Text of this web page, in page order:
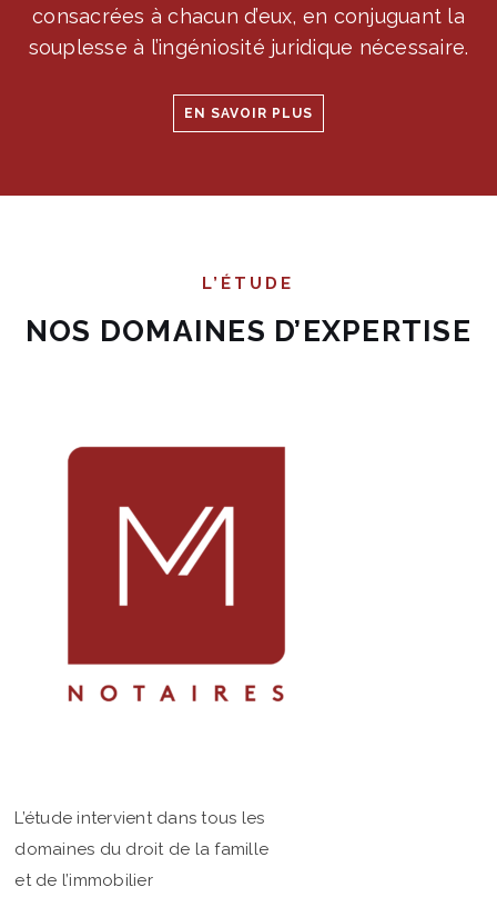
consacrées à chacun d’eux, en conjuguant la
souplesse à l’ingéniosité juridique nécessaire.
EN SAVOIR PLUS
L’ÉTUDE
NOS DOMAINES D’EXPERTISE
L’étude intervient dans tous les
domaines du droit de la famille
et de l’immobilier